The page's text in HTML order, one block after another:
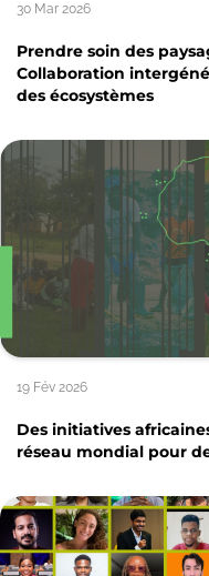
30 Mar 2026
Prendre soin des
Collaboration
des écosystèmes
19 Fév 2026
Des initiatives
réseau mondial pour